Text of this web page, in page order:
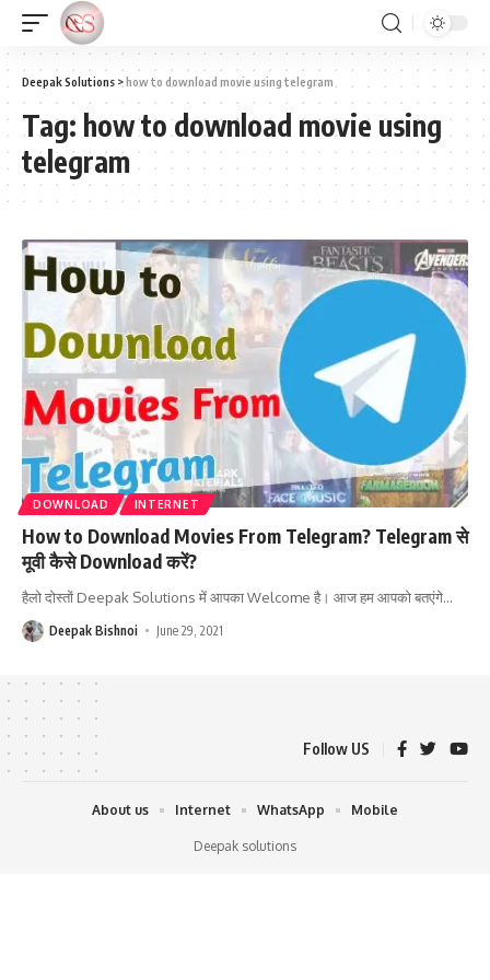
Deepak Solutions >how to download movie using telegram
Tag: how to download movie using
telegram
DOWNLOAD INTERNET
How to Download Movies From Telegram? Telegram से
मूवी कैसे Download करें?
हैलो दोस्तों Deepak Solutions में आपका Welcome है। आज हम आपको बतएंगे…
Deepak Bishnoi June 29, 2021
Follow US
Deepak solutions
About us Internet WhatsApp Mobile